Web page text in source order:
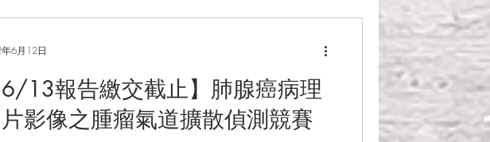
6/13報告繳交截止】肺腺癌病理
影像之腫瘤氣道擴散偵測競賽
6月12日